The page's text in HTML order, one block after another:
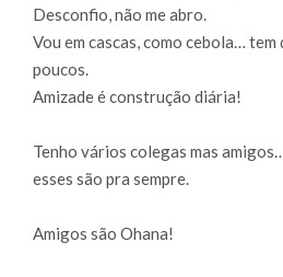
Desconfio, não me abro.
Vou em cascas, como cebola… tem
poucos.
Amizade é construção diária!
Tenho vários colegas mas
esses são pra sempre.
Amigos são Ohana!